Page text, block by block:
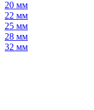
20 мм
22 мм
25 мм
28 мм
32 мм